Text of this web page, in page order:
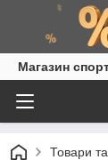
Магазин
Товари